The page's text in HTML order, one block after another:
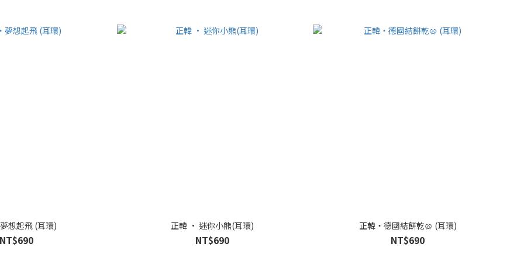
想起飛 (耳環) 正韓 • 迷你小熊(耳環)
NT$690
正韓・德國結餅乾🥨 (耳環)
NT$690